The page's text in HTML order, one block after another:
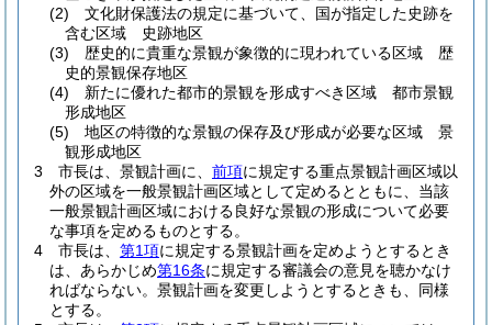
(2)
文化財保護法の規定に基づいて、国が指定した史跡を
含む区域 史跡地区
(3)
歴史的に貴重な景観が象徴的に現われている区域 歴
史的景観保存地区
(4)
新たに優れた都市的景観を形成すべき区域 都市景観
形成地区
(5)
地区の特徴的な景観の保存及び形成が必要な区域 景
観形成地区
3
市長は、景観計画に、 前項に規定する重点景観計画区域以
外の区域を一般景観計画区域として定めるとともに、当該
一般景観計画区域における良好な景観の形成について必要
な事項を定めるものとする。
4
市長は、 第1項に規定する景観計画を定めようとするとき
は、あらかじめ第16条に規定する審議会の意見を聴かなけ
ればならない。 景観計画を変更しようとするときも、同様
とする。